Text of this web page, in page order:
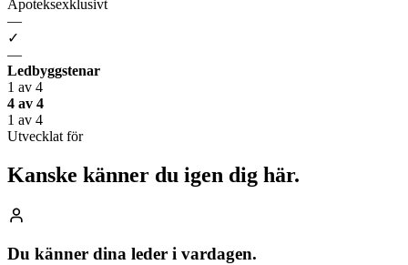
Apoteksexklusivt
—
✓
—
Ledbyggstenar
1 av 4
4 av 4
1 av 4
Utvecklat för
Kanske känner du igen dig här.
Du känner dina leder i vardagen.